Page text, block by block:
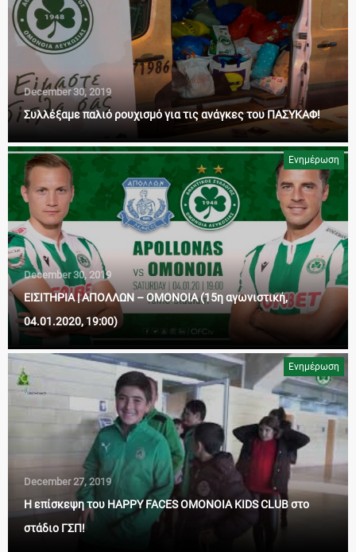
December 30, 2019
Συλλέξαμε παλιό ρουχισμό για τις ανάγκες του ΠΑΣΥΚΑΦ!
Ενημέρωση
December 30, 2019
ΕΙΣΙΤΗΡΙΑ | ΑΠΟΛΛΩΝ – ΟΜΟΝΟΙΑ (15η αγωνιστική,
04.01.2020, 19:00)
Ενημέρωση
December 27, 2019
Η επίσκεψη του HAPPY FACES OMONOIA KIDS CLUB στο
στάδιο ΓΣΠ!